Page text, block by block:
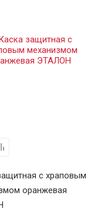
с храповым
оранжевая